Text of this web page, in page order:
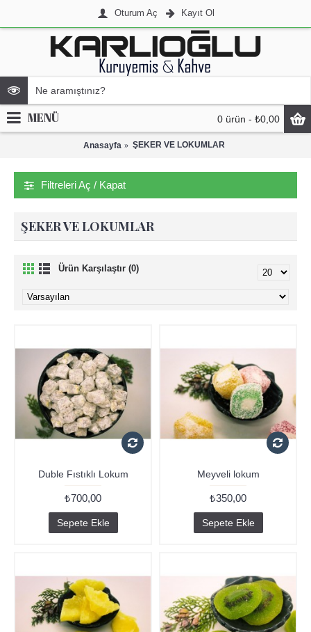
Oturum Aç Kayıt Ol
0 ürün - ₺0,00
MENÜ
Anasayfa ŞEKER VE LOKUMLAR
Filtreleri Aç / Kapat
ŞEKER VE LOKUMLAR
Ürün Karşılaştır (0)
Duble Fıstıklı Lokum
₺700,00
Sepete Ekle
Meyveli lokum
₺350,00
Sepete Ekle